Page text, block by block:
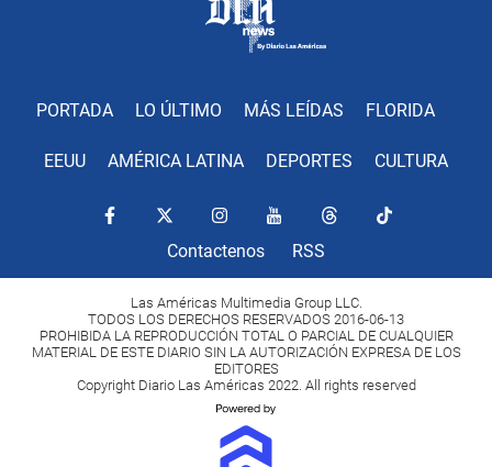
PORTADA LO ÚLTIMO MÁS LEÍDAS FLORIDA
EEUU AMÉRICA LATINA DEPORTES CULTURA
Contactenos RSS
Las Américas Multimedia Group LLC.
TODOS LOS DERECHOS RESERVADOS 2016-06-13
PROHIBIDA LA REPRODUCCIÓN TOTAL O PARCIAL DE CUALQUIER
MATERIAL DE ESTE DIARIO SIN LA AUTORIZACIÓN EXPRESA DE LOS
EDITORES
Copyright Diario Las Américas 2022. All rights reserved